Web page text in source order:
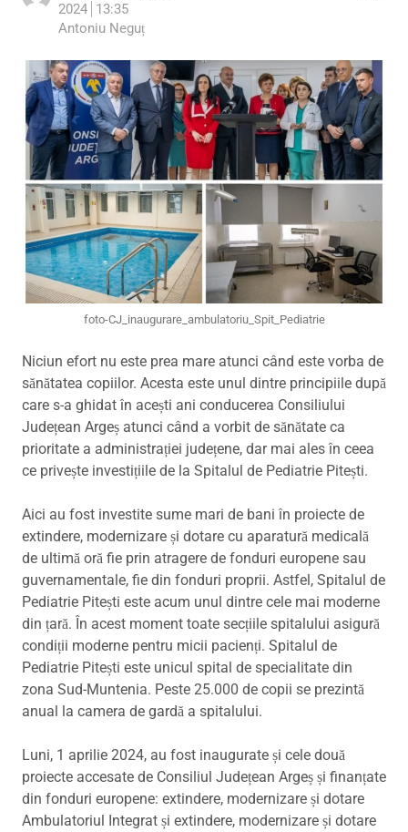
2024 13:35
Author
Antoniu Neguț
foto-CJ_inaugurare_ambulatoriu_Spit_Pediatrie
Niciun efort nu este prea mare atunci când este vorba de
sănătatea copiilor. Acesta este unul dintre principiile după
care s-a ghidat în acești ani conducerea Consiliului
Județean Argeș atunci când a vorbit de sănătate ca
prioritate a administrației județene, dar mai ales în ceea
ce privește investițiile de la Spitalul de Pediatrie Pitești.
Aici au fost investite sume mari de bani în proiecte de
extindere, modernizare și dotare cu aparatură medicală
de ultimă oră fie prin atragere de fonduri europene sau
guvernamentale, fie din fonduri proprii. Astfel, Spitalul de
Pediatrie Pitești este acum unul dintre cele mai moderne
din țară. În acest moment toate secțiile spitalului asigură
condiții moderne pentru micii pacienți. Spitalul de
Pediatrie Pitești este unicul spital de specialitate din
zona Sud-Muntenia. Peste 25.000 de copii se prezintă
anual la camera de gardă a spitalului.
Luni, 1 aprilie 2024, au fost inaugurate și cele două
proiecte accesate de Consiliul Județean Argeș și finanțate
din fonduri europene: extindere, modernizare și dotare
Ambulatoriul Integrat și extindere, modernizare și dotare